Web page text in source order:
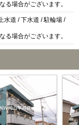
る場合がございます。
水道 / 下水道 / 駐輪場 /
る場合がございます。